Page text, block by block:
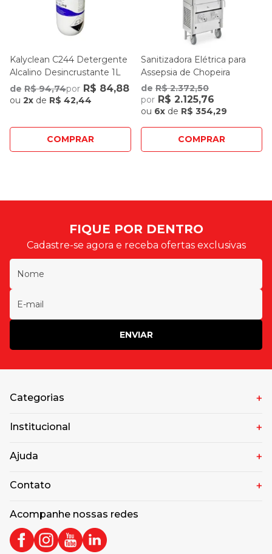
Kalyclean C244 Detergente
Alcalino Desincrustante 1L
de R$ 94,74por R$ 84,88
ou 2x de R$ 42,44
COMPRAR
Sanitizadora Elétrica para
Assepsia de Chopeira
de R$ 2.372,50
por R$ 2.125,76
ou 6x de R$ 354,29
COMPRAR
FIQUE POR DENTRO
Cadastre-se agora e receba ofertas exclusivas
ENVIAR
Categorias
Institucional
Ajuda
Contato
Acompanhe nossas redes